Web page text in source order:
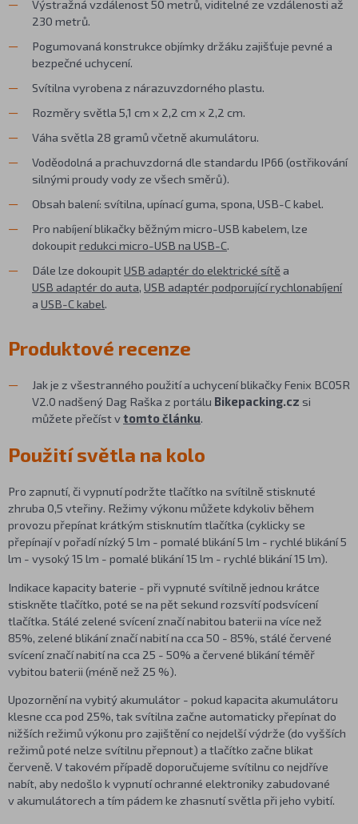
Výstražná vzdálenost 50 metrů, viditelné ze vzdálenosti až
230 metrů.
Pogumovaná konstrukce objímky držáku zajišťuje pevné a
bezpečné uchycení.
Svítilna vyrobena z nárazuvzdorného plastu.
Rozměry světla 5,1 cm x 2,2 cm x 2,2 cm.
Váha světla 28 gramů včetně akumulátoru.
Voděodolná a prachuvzdorná dle standardu IP66 (ostřikování
silnými proudy vody ze všech směrů).
Obsah balení: svítilna, upínací guma, spona, USB-C kabel.
Pro nabíjení blikačky běžným micro-USB kabelem, lze
dokoupitredukci micro-USB na USB-C.
Dále lze dokoupitUSB adaptér do elektrické sítě a
USB adaptér do auta, USB adaptér podporující rychlonabíjení
a USB-C kabel.
Produktové recenze
Jak je z všestranného použití a uchycení blikačky Fenix BC05R
V2.0 nadšený Dag Raška z portálu Bikepacking.cz si
můžete přečíst vtomto článku.
Použití světla na kolo
Pro zapnutí, či vypnutí podržte tlačítko na svítilně stisknuté
zhruba 0,5 vteřiny. Režimy výkonu můžete kdykoliv během
provozu přepínat krátkým stisknutím tlačítka (cyklicky se
přepínají v pořadí nízký 5 lm - pomalé blikání 5 lm - rychlé blikání 5
lm - vysoký 15 lm - pomalé blikání 15 lm - rychlé blikání 15 lm).
Indikace kapacity baterie - při vypnuté svítilně jednou krátce
stiskněte tlačítko, poté se na pět sekund rozsvítí podsvícení
tlačítka. Stálé zelené svícení značí nabitou baterii na více než
85%, zelené blikání značí nabití na cca 50 - 85%, stálé červené
svícení značí nabití na cca 25 - 50% a červené blikání téměř
vybitou baterii (méně než 25 %).
Upozornění na vybitý akumulátor - pokud kapacita akumulátoru
klesne cca pod 25%, tak svítilna začne automaticky přepínat do
nižších režimů výkonu pro zajištění co nejdelší výdrže (do vyšších
režimů poté nelze svítilnu přepnout) a tlačítko začne blikat
červeně. V takovém případě doporučujeme svítilnu co nejdříve
nabít, aby nedošlo k vypnutí ochranné elektroniky zabudované
v akumulátorech a tím pádem ke zhasnutí světla při jeho vybití.